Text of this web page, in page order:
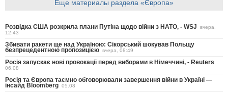
Еще материалы раздела «Європа»
Розвідка США розкрила плани Путіна щодо війни з НАТО, - WSJ
вчера,
12:43
Збивати ракети ще над Україною: Сікорський шокував Польщу
безпрецедентною пропозицією вчера, 08:49
Росія запускає нові провокації перед виборами в Німеччині, - Reuters
06.08
Росія та Європа таємно обговорювали завершення війни в Україні —
інсайд Bloomberg 05.08